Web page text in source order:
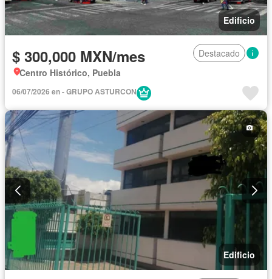
Edificio
$ 300,000 MXN/mes
Destacado
Centro Histórico, Puebla
06/07/2026 en - GRUPO ASTURCON
Edificio